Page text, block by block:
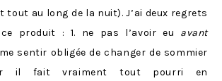
au long de la nuit). J’ai deux regrets
produit : 1. ne pas l’avoir eu avant
sentir obligée de changer de sommier
il fait vraiment tout pourri en